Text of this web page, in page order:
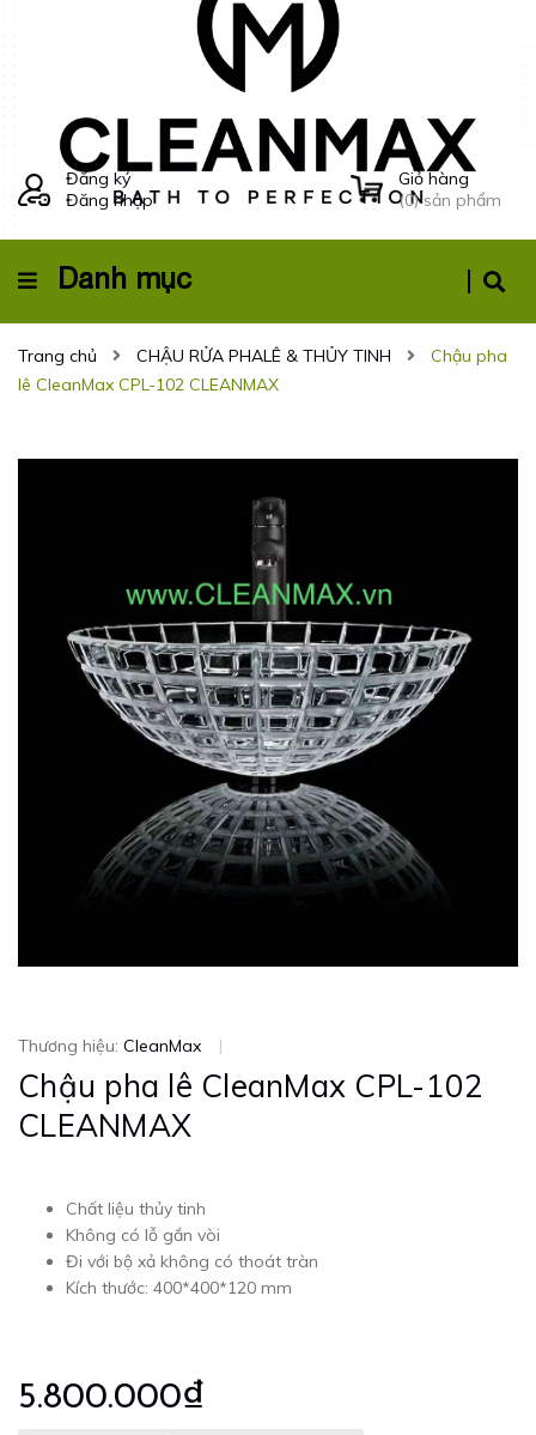
Đăng ký
Đăng nhập
Giỏ hàng
(0) sản phẩm
Danh mục
Trang chủ CHẬU RỬA PHALÊ & THỦY TINH
Chậu pha
lê CleanMax CPL-102 CLEANMAX
Thương hiệu: CleanMax |
Chậu pha lê CleanMax CPL-102
CLEANMAX
Chất liệu thủy tinh
Không có lỗ gắn vòi
Đi với bộ xả không có thoát tràn
Kích thước: 400*400*120 mm
5.800.000₫